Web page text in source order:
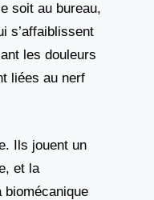
soit au bureau,
s’affaiblissent
les douleurs
liées au nerf
Ils jouent un
et la